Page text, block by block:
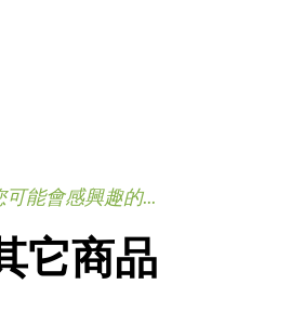
可能會感興趣的...
它商品